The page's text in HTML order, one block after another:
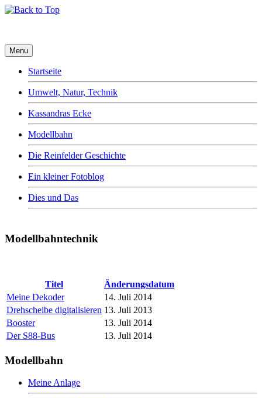
Menu
Startseite
Umwelt, Natur, Technik
Kassandras Ecke
Modellbahn
Die Reinfelder Geschichte
Ein kleiner Fotoblog
Dies und Das
Modellbahntechnik
Titel
Änderungsdatum
Meine Dekoder
14. Juli 2014
Drehscheibe digitalisieren 13. Juli 2013
Booster
13. Juli 2014
Der S88-Bus
13. Juli 2014
Modellbahn
Meine Anlage